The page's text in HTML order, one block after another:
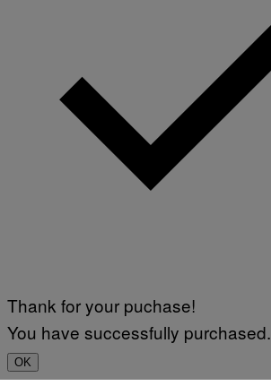
Thank for your puchase!
You have successfully purchased.
OK